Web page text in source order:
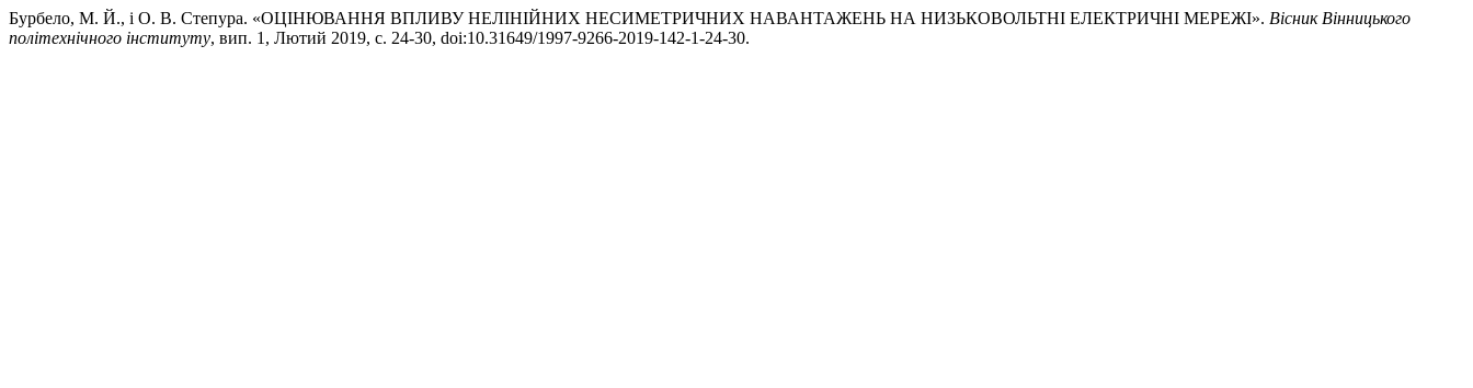
Бурбело, М. Й., і О. В. Степура. «ОЦІНЮВАННЯ ВПЛИВУ НЕЛІНІЙНИХ НЕСИМЕТРИЧНИХ НАВАНТАЖЕНЬ НА НИЗЬКОВОЛЬТНІ ЕЛЕКТРИЧНІ МЕРЕЖІ». Вісник Вінницького
політехнічного інституту, вип. 1, Лютий 2019, с. 24-30, doi:10.31649/1997-9266-2019-142-1-24-30.